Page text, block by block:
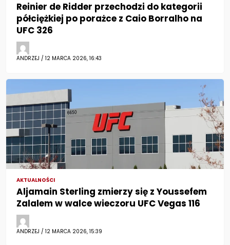
Reinier de Ridder przechodzi do kategorii
półciężkiej po porażce z Caio Borralho na
UFC 326
ANDRZEJ / 12 MARCA 2026, 16:43
AKTUALNOŚCI
Aljamain Sterling zmierzy się z Youssefem
Zalalem w walce wieczoru UFC Vegas 116
ANDRZEJ / 12 MARCA 2026, 15:39